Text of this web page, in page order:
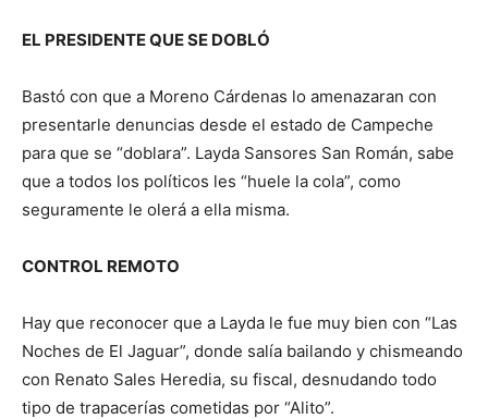
EL PRESIDENTE QUE SE DOBLÓ
Bastó con que a Moreno Cárdenas lo amenazaran con
presentarle denuncias desde el estado de Campeche
para que se “doblara”. Layda Sansores San Román, sabe
que a todos los políticos les “huele la cola”, como
seguramente le olerá a ella misma.
CONTROL REMOTO
Hay que reconocer que a Layda le fue muy bien con “Las
Noches de El Jaguar”, donde salía bailando y chismeando
con Renato Sales Heredia, su fiscal, desnudando todo
tipo de trapacerías cometidas por “Alito”.